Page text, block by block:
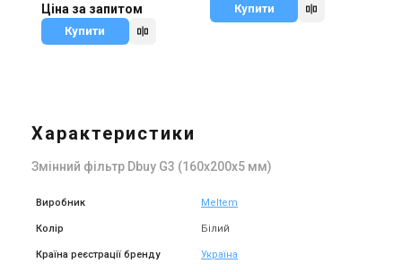
Ціна за запитом
Купити
Купити
Характеристики
Змінний фільтр Dbuy G3 (160х200х5 мм)
Виробник Meltem
Колір Білий
Країна реєстрації бренду Україна